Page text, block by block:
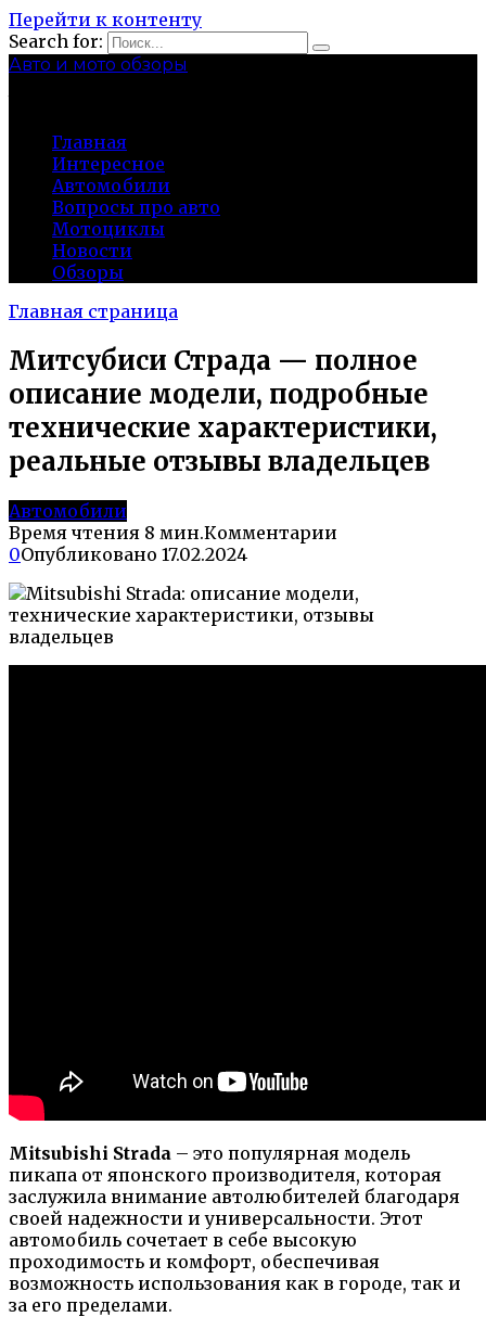
Перейти к контенту
Search for:
Авто и мото обзоры
Главная
Интересное
Автомобили
Вопросы про авто
Мотоциклы
Новости
Обзоры
Главная страница
Митсубиси Страда — полное
описание модели, подробные
технические характеристики,
реальные отзывы владельцев
Автомобили
Время чтения 8 мин.Комментарии
0Опубликовано 17.02.2024
Mitsubishi Strada – это популярная модель
пикапа от японского производителя, которая
заслужила внимание автолюбителей благодаря
своей надежности и универсальности. Этот
автомобиль сочетает в себе высокую
проходимость и комфорт, обеспечивая
возможность использования как в городе, так и
за его пределами.